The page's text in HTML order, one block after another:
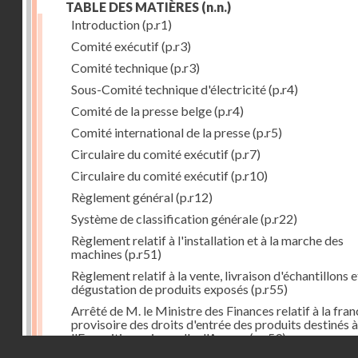
TABLE DES MATIÈRES (n.n.)
Introduction(p.r1)
Comité exécutif(p.r3)
Comité technique(p.r3)
Sous-Comité technique d'électricité(p.r4)
Comité de la presse belge(p.r4)
Comité international de la presse(p.r5)
Circulaire du comité exécutif(p.r7)
Circulaire du comité exécutif(p.r10)
Règlement général(p.r12)
Système de classification générale(p.r22)
Règlement relatif à l'installation et à la marche des
machines (p.r51)
Règlement relatif à la vente, livraison d'échantillons
dégustation de produits exposés (p.r55)
Arrêté de M. le Ministre des Finances relatif à la
provisoire des droits d'entrée des produits destinés à
l'Exposition universelle d'Anvers(p.r59)